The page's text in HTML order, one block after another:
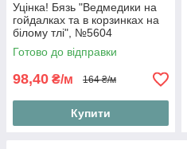
Уцінка! Бязь "Ведмедики на
гойдалках та в корзинках на
білому тлі", №5604
Готово до відправки
98,40 ₴/м 164 ₴/м
Купити